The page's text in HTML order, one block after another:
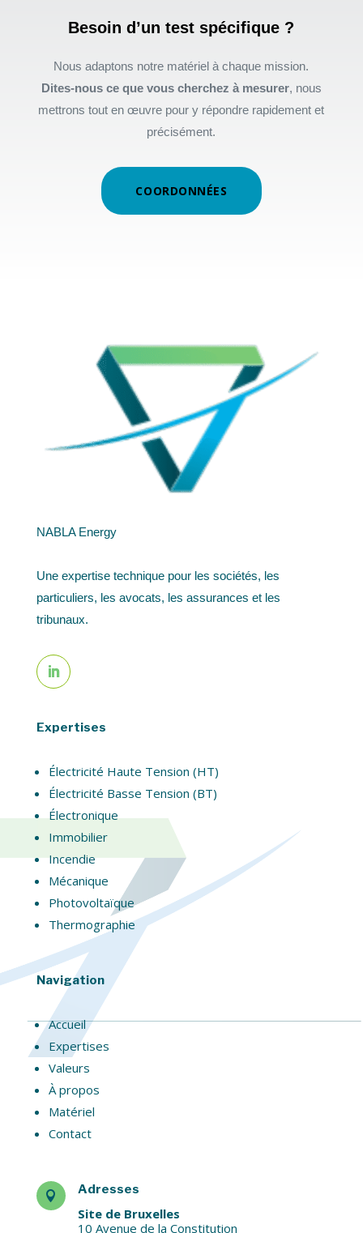
Besoin d’un test spécifique ?
Nous adaptons notre matériel à chaque mission.
Dites-nous ce que vous cherchez à mesurer, nous
mettrons tout en œuvre pour y répondre rapidement et
précisément.
COORDONNÉES
NABLA Energy
Une expertise technique pour les sociétés, les
particuliers, les avocats, les assurances et les
tribunaux.
Expertises
Électricité Haute Tension (HT)
Électricité Basse Tension (BT)
Électronique
Immobilier
Incendie
Mécanique
Photovoltaïque
Thermographie
Navigation
Accueil
Expertises
Valeurs
À propos
Matériel
Contact
 Adresses
Site de Bruxelles
10 Avenue de la Constitution